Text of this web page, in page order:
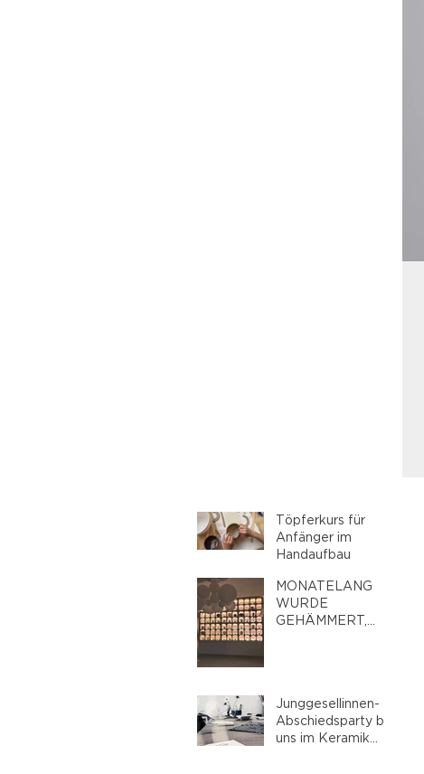
Töpferkurs für
Anfänger im
Handaufbau
MONATELANG
WURDE
GEHÄMMERT,
STUDIO
Junggesellinnen-
Abschiedsparty bei
uns im Keramik